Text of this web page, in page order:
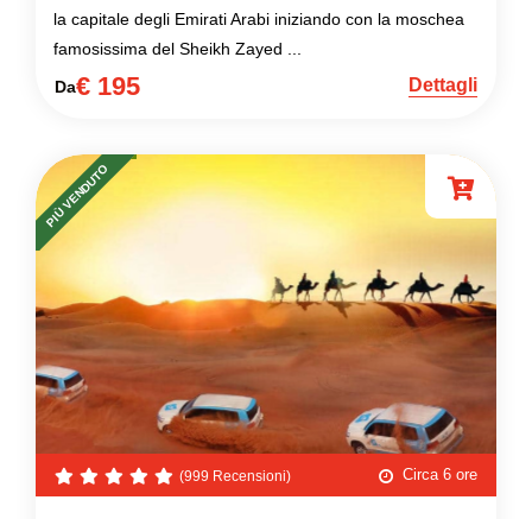
la capitale degli Emirati Arabi iniziando con la moschea
famosissima del Sheikh Zayed ...
Da€ 195 Dettagli
PIÙ VENDUTO
(999 Recensioni) Circa 6 ore